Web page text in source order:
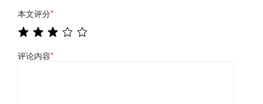
本文评分*
评论内容*